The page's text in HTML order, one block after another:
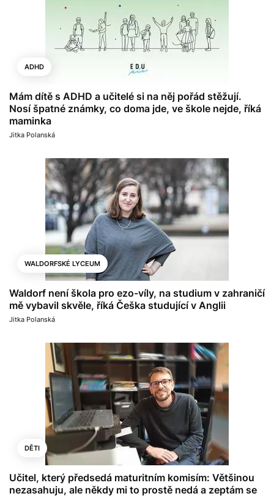
ADHD
Mám dítě s ADHD a učitelé si na něj pořád stěžují.
Nosí špatné známky, co doma jde, ve škole nejde, říká
maminka
Jitka Polanská
WALDORFSKÉ LYCEUM
Waldorf není škola pro ezo-víly, na studium v zahraničí
mě vybavil skvěle, říká Češka studující v Anglii
Jitka Polanská
DĚTI
Učitel, který předsedá maturitním komisím: Většinou
nezasahuju, ale někdy mi to prostě nedá a zeptám se